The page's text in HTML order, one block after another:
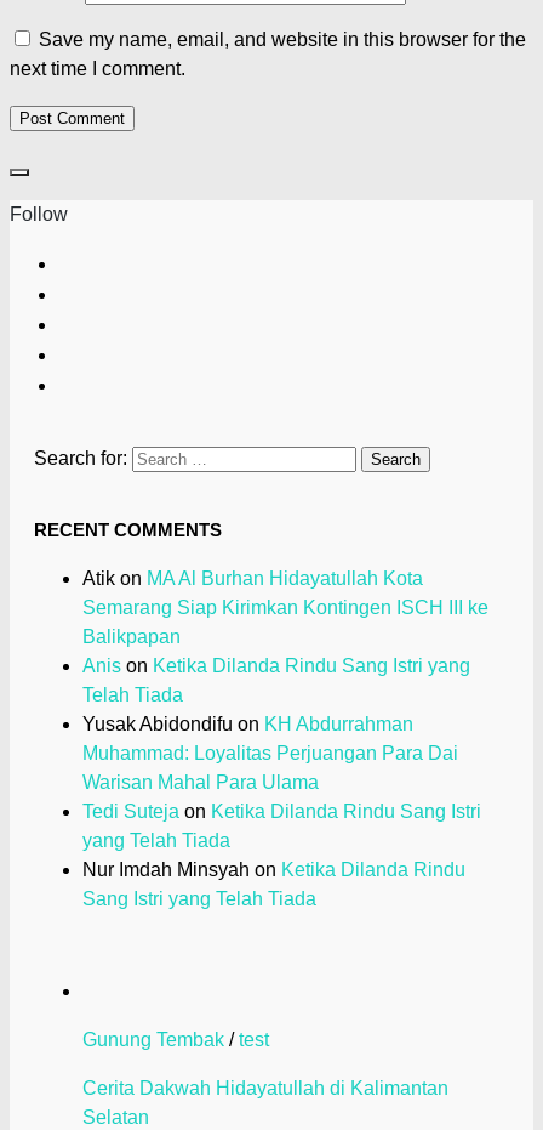
Save my name, email, and website in this browser for the
next time I comment.
Follow
Search for:
RECENT COMMENTS
Atik on MA Al Burhan Hidayatullah Kota
Semarang Siap Kirimkan Kontingen ISCH III ke
Balikpapan
Anis on Ketika Dilanda Rindu Sang Istri yang
Telah Tiada
Yusak Abidondifu on KH Abdurrahman
Muhammad: Loyalitas Perjuangan Para Dai
Warisan Mahal Para Ulama
Tedi Suteja on Ketika Dilanda Rindu Sang Istri
yang Telah Tiada
Nur Imdah Minsyah on Ketika Dilanda Rindu
Sang Istri yang Telah Tiada
Gunung Tembak /test
Cerita Dakwah Hidayatullah di Kalimantan
Selatan